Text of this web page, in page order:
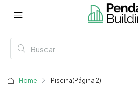
Home Piscina(Página 2)